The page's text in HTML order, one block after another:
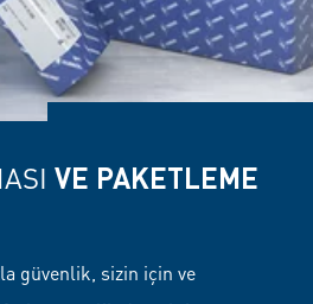
VE PAKETLEME
güvenlik, sizin için ve